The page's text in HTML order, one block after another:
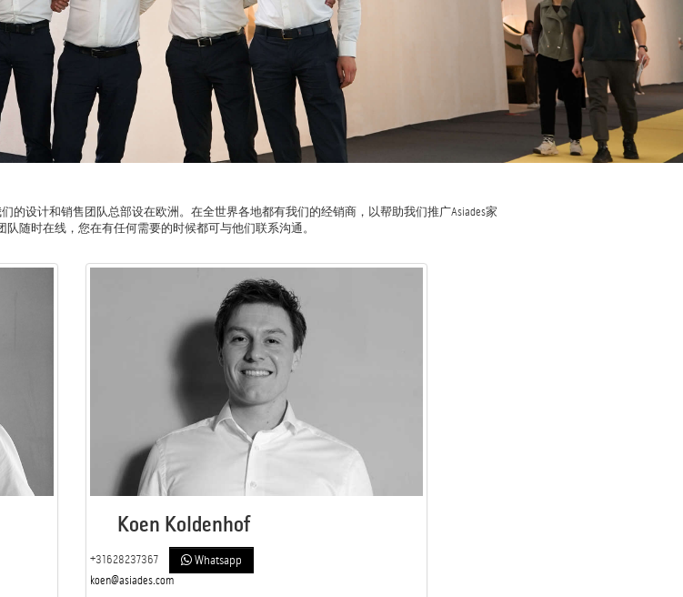
设计和销售团队总部设在欧洲。在全世界各地都有我们的经销商，以帮助我们推广Asiades家
随时在线，您在有任何需要的时候都可与他们联系沟通。
Koen Koldenhof
+31628237367 Whatsapp
koen@asiades.com